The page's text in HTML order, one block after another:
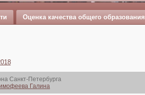
Оценка качества общего образования
Санкт-Петербурга
Галина